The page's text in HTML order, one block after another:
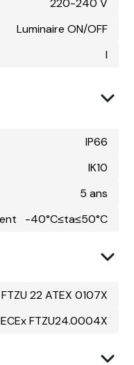
Luminaire ON/OFF
I
IP66
IK10
5 ans
-40°C≤ta≤50°C
FTZU 22 ATEX 0107X
FTZU24.0004X